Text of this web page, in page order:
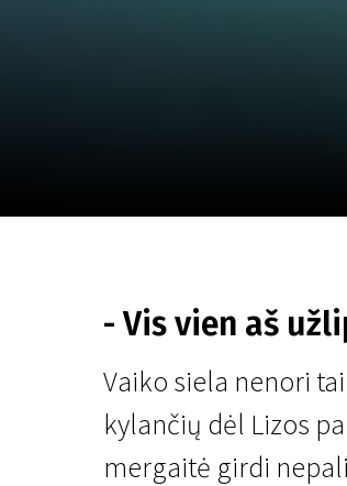
- Vis vien aš
Vaiko siela nenori
kylančių dėl Lizos
mergaitė girdi